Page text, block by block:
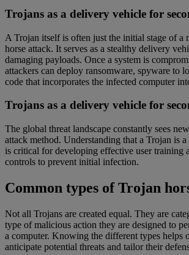
Trojans as a delivery vehicle for
A Trojan itself is often just the initial stage of a
horse attack. It serves as a stealthy delivery
damaging payloads. Once a system is
attackers can deploy ransomware, spyware to
code that incorporates the infected computer
Trojans as a delivery vehicle for
The global threat landscape constantly sees
attack method. Understanding that a Trojan is
is critical for developing effective user training
controls to prevent initial infection.
Common types of Trojan
Not all Trojans are created equal. They are
type of malicious action they are designed to
a computer. Knowing the different types helps
anticipate potential threats and tailor their